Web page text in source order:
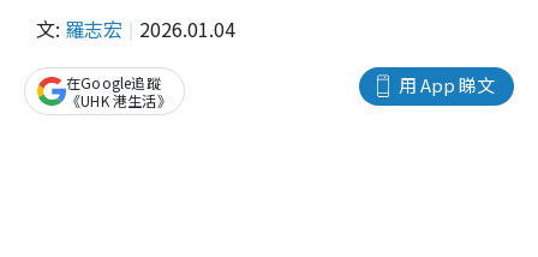
文: 羅志宏 2026.01.04
用 App 睇文
在Google追蹤
《UHK 港生活》